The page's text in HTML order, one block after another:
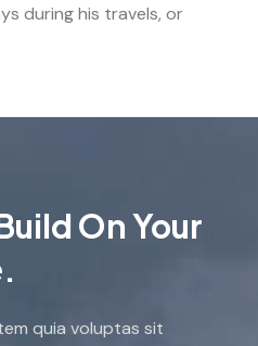
during his travels, or
On Your
quia voluptas sit